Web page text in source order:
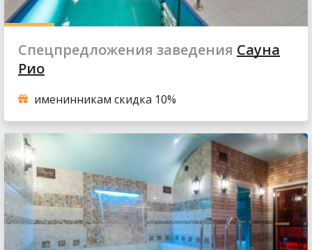
Спецпредложения заведения Сауна
Рио
именинникам скидка 10%